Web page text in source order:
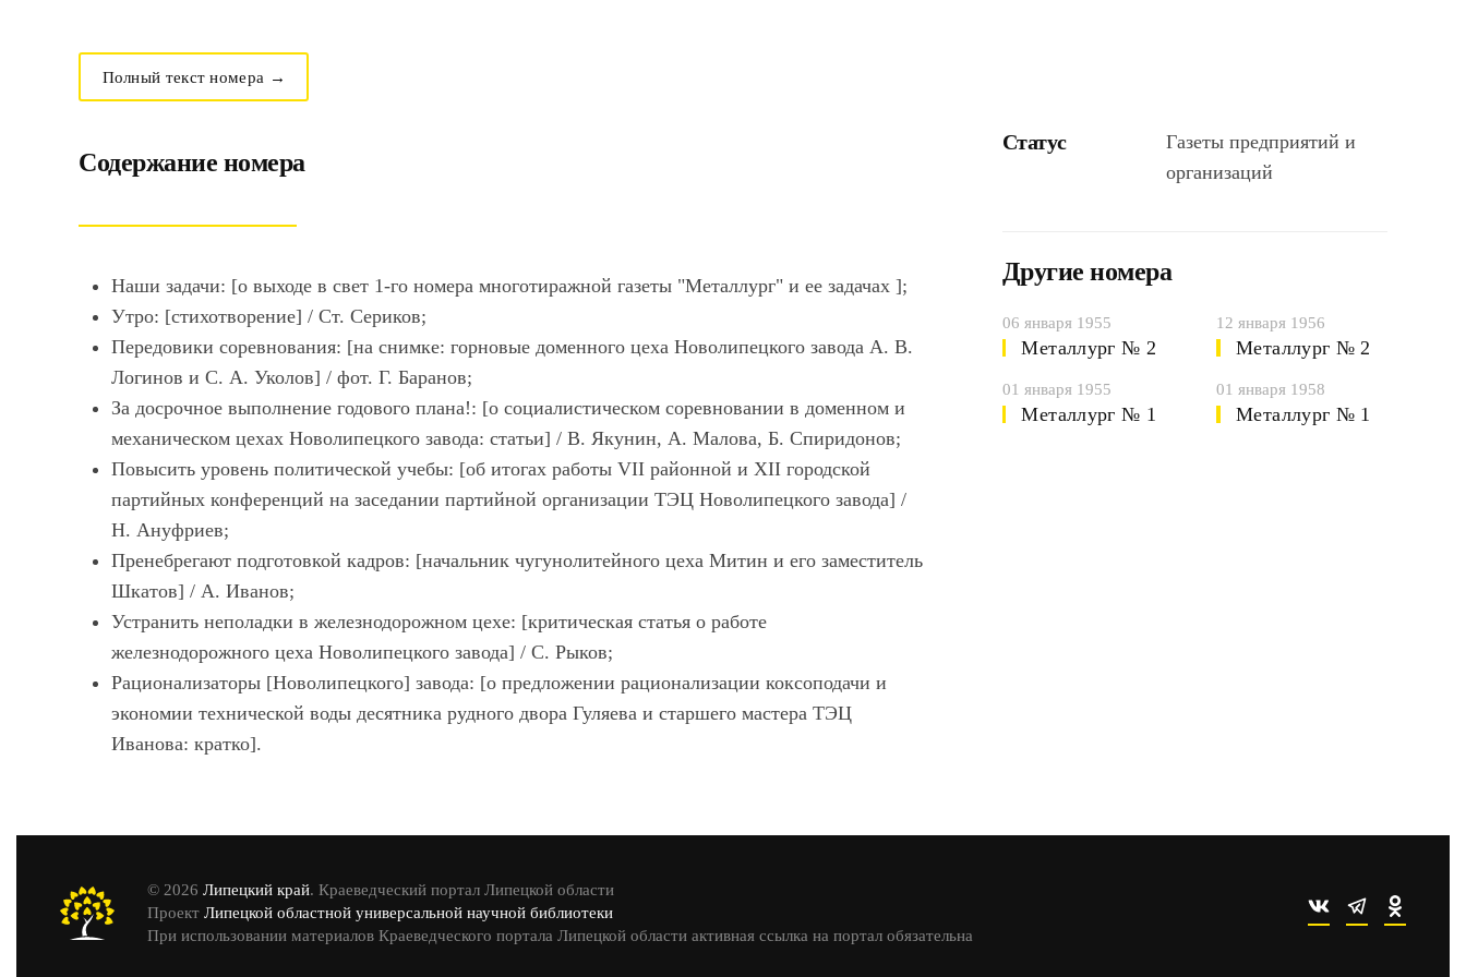
Полный текст номера →
Содержание номера
Наши задачи: [о выходе в свет 1-го номера многотиражной газеты "Металлург" и ее задачах ];
Утро: [стихотворение] / Ст. Сериков;
Передовики соревнования: [на снимке: горновые доменного цеха Новолипецкого завода А. В.
Логинов и С. А. Уколов] / фот. Г. Баранов;
За досрочное выполнение годового плана!: [о социалистическом соревновании в доменном и
механическом цехах Новолипецкого завода: статьи] / В. Якунин, А. Малова, Б. Спиридонов;
Повысить уровень политической учебы: [об итогах работы VII районной и XII городской
партийных конференций на заседании партийной организации ТЭЦ Новолипецкого завода] /
Н. Ануфриев;
Пренебрегают подготовкой кадров: [начальник чугунолитейного цеха Митин и его заместитель
Шкатов] / А. Иванов;
Устранить неполадки в железнодорожном цехе: [критическая статья о работе
железнодорожного цеха Новолипецкого завода] / С. Рыков;
Рационализаторы [Новолипецкого] завода: [о предложении рационализации коксоподачи и
экономии технической воды десятника рудного двора Гуляева и старшего мастера ТЭЦ
Иванова: кратко].
Статус
Газеты предприятий и
организаций
Другие номера
06 января 1955
Металлург № 2
12 января 1956
Металлург № 2
01 января 1955
Металлург № 1
01 января 1958
Металлург № 1
© 2026 Липецкий край. Краеведческий портал Липецкой области
Проект Липецкой областной универсальной научной библиотеки
При использовании материалов Краеведческого портала Липецкой области активная ссылка на портал обязательна